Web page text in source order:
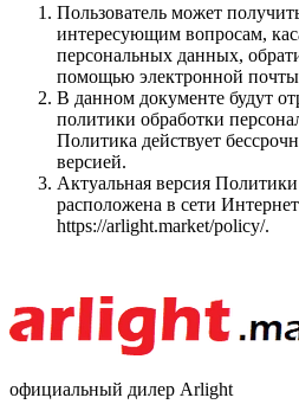
Пользователь может
интересующим вопросам,
персональных данных,
помощью электронной
В данном документе будут
политики обработки
Политика действует
версией.
Актуальная версия
расположена в сети
https://arlight.market/policy/.
официальный дилер Arlight